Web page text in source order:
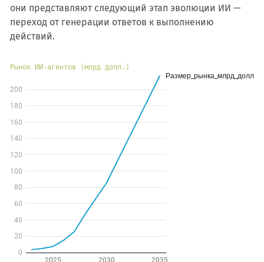
они представляют следующий этап эволюции ИИ —
переход от генерации ответов к выполнению
действий.